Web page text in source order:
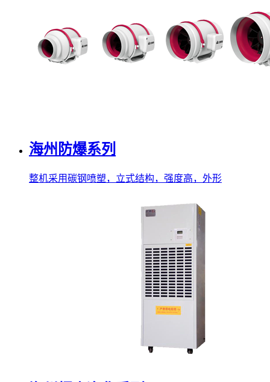
海州防爆系列
整机采用碳钢喷塑，立式结构，强度高，外形